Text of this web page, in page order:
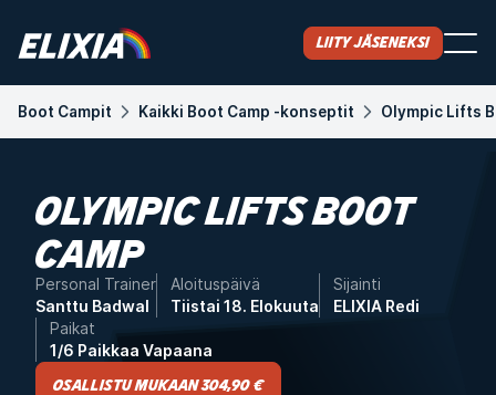
Liity jäseneksi
Boot Campit Kaikki Boot Camp -konseptit Olympic Lifts
OLYMPIC LIFTS BOOT
CAMP
Personal Trainer
Santtu Badwal
Aloituspäivä
Tiistai 18. Elokuuta
Sijainti
ELIXIA Redi
Paikat
1/6 Paikkaa Vapaana
Osallistu mukaan 304,90 €